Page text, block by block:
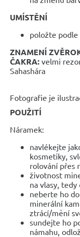
UMÍSTĚNÍ
položte
ZNAMENÍ
ČAKRA: velmi
Sahashára
Fotografie je
POUŽITÍ
Náramek:
navlékejte
kosmetiky,
rolování přes
životnost
na vlasy, tedy
neberte ho
minerální
ztrácí/mění
sundejte ho
námahu,